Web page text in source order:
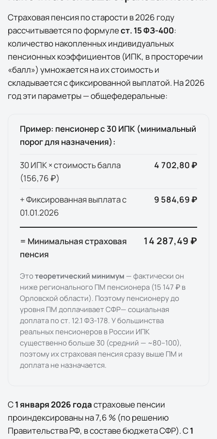
Страховая пенсия по старости в2026 году
рассчитывается по формулест. 15 ФЗ-400:
количество накопленных индивидуальных
пенсионных коэффициентов (ИПК, в просторечии
«балл») умножается на их стоимость и
складывается с фиксированной выплатой. На2026
год эти параметры — общефедеральные:
Пример: пенсионер с 30 ИПК (минимальный
порог для назначения):
30 ИПК × стоимость балла
(156,76 ₽)
4 702,80 ₽
+ Фиксированная выплата с
01.01.2026
9 584,69 ₽
= Минимальная страховая
пенсия
14 287,49 ₽
Этотеоретический минимум — фактически он
ниже регионального ПМ пенсионера (15 147 ₽в
Орловской области). Поэтому пенсионеру до
уровня ПМ доплачиваетСФР— социальная
доплата по ст. 12.1 ФЗ-178. У большинства
реальных пенсионеров в России ИПК
существенно больше 30 (средний — ~80–100),
поэтому их страховая пенсия сразу выше ПМ и
доплата не назначается.
С1 января2026 годастраховые пенсии
проиндексированы на7,6 % (по решению
Правительства РФ, в составе бюджета СФР). С1